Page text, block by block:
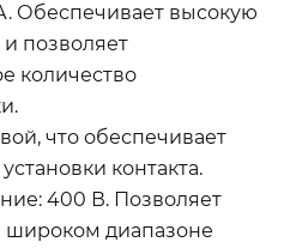
Обеспечивает высокую
позволяет
количество
что обеспечивает
контакта.
400 В. Позволяет
широком диапазоне